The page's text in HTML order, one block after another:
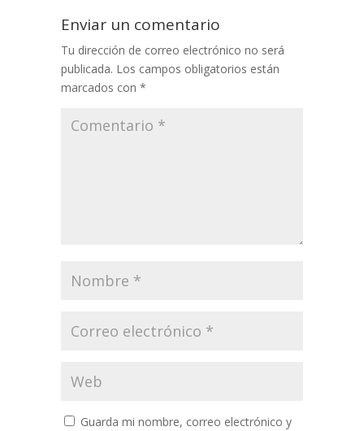
Enviar un comentario
Tu dirección de correo electrónico no será
publicada. Los campos obligatorios están
marcados con *
Guarda mi nombre, correo electrónico y